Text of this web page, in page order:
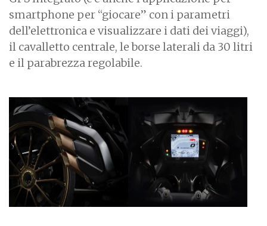
smartphone per “giocare” con i parametri
dell’elettronica e visualizzare i dati dei viaggi),
il cavalletto centrale, le borse laterali da 30 litri
e il parabrezza regolabile.